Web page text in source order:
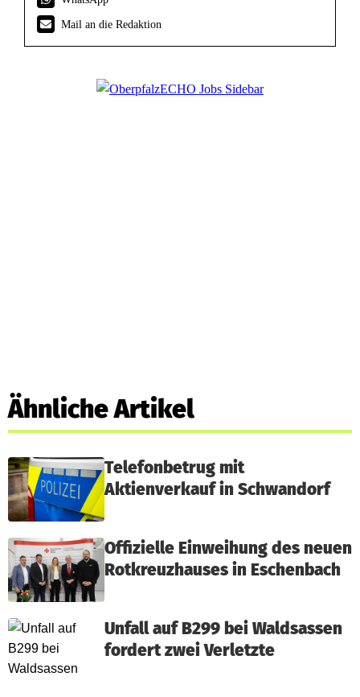
Mail an die Redaktion
Ähnliche Artikel
Telefonbetrug mit
Aktienverkauf in Schwandorf
Offizielle Einweihung des neuen
Rotkreuzhauses in Eschenbach
Unfall auf B299 bei Waldsassen
fordert zwei Verletzte